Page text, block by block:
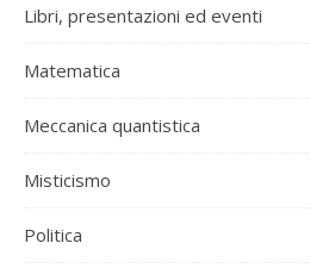
Libri, presentazioni ed eventi
Matematica
Meccanica quantistica
Misticismo
Politica